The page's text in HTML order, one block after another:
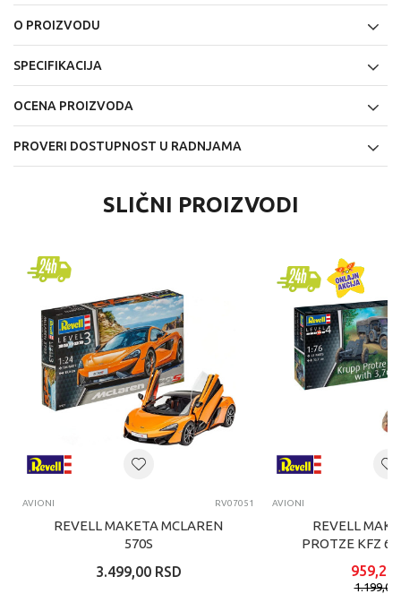
O PROIZVODU
SPECIFIKACIJA
OCENA PROIZVODA
PROVERI DOSTUPNOST U RADNJAMA
SLIČNI PROIZVODI
AVIONI RV07051
REVELL MAKETA MCLAREN
570S
3.499,00 RSD
AVIONI
REVELL
PROTZE KFZ
959,21
1.199,00